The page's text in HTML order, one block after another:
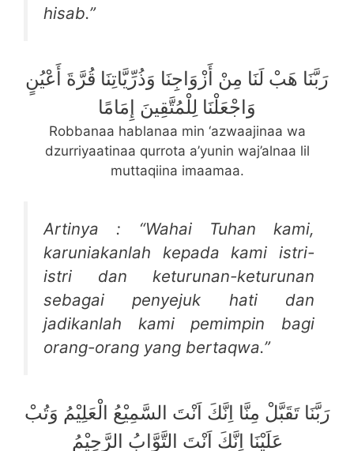
hisab.”
رَبَّنَا هَبْ لَنَا مِنْ أَزْوَاجِنَا وَذُرِّيَّاتِنَا قُرَّةَ أَعْيُنٍ
وَاجْعَلْنَا لِلْمُتَّقِينَ إِمَامًا
Robbanaa hablanaa min ‘azwaajinaa wa
dzurriyaatinaa qurrota a’yunin waj’alnaa lil
muttaqiina imaamaa.
Artinya : “Wahai Tuhan kami,
karuniakanlah kepada kami istri-
istri dan keturunan-keturunan
sebagai penyejuk hati dan
jadikanlah kami pemimpin bagi
orang-orang yang bertaqwa.”
رَبَّنَا تَقَبَّلْ مِنَّا اِنَّكَ اَنْتَ السَّمِيْعُ الْعَلِيْمُ وَتُبْ
عَلَيْنَا اِنَّكَ اَنْتَ التَّوَّابُ الرَّحِيْمُ